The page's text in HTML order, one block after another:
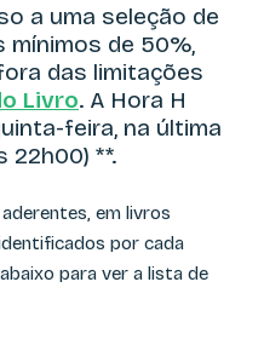
a uma seleção de
de 50%,
das limitações
Livro. A Hora H
feira, na última
22h00) **.
em livros
por cada
para ver a lista de